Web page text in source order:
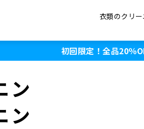
衣類のクリ
初回限定！全品20％
ン
ン